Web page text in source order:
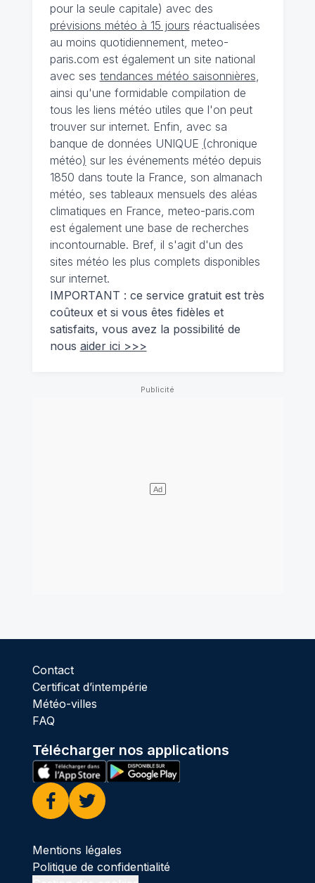
pour la seule capitale) avec des
prévisions météo à 15 jours réactualisées
au moins quotidiennement, meteo-
paris.com est également un site national
avec ses tendances météo saisonnières,
ainsi qu'une formidable compilation de
tous les liens météo utiles que l'on peut
trouver sur internet. Enfin, avec sa
banque de données UNIQUE (chronique
météo) sur les événements météo depuis
1850 dans toute la France, son almanach
météo, ses tableaux mensuels des aléas
climatiques en France, meteo-paris.com
est également une base de recherches
incontournable. Bref, il s'agit d'un des
sites météo les plus complets disponibles
sur internet.
IMPORTANT : ce service gratuit est très
coûteux et si vous êtes fidèles et
satisfaits, vous avez la possibilité de
nous aider ici >>>
Contact
Certificat d’intempérie
Météo-villes
FAQ
Télécharger nos applications
Facebook
Twitter
Mentions légales
Politique de confidentialité